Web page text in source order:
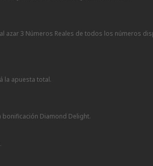
azar 3 Números Reales de todos los números
la apuesta total.
Diamond Delight.